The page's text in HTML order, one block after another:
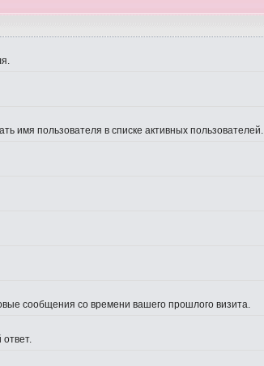
имя пользователя в списке активных пользователей.
сообщения со времени вашего прошлого визита.